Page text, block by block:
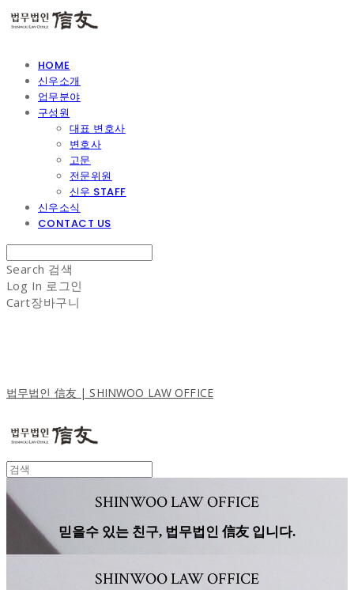
HOME
신우소개
업무분야
구성원
대표 변호사
변호사
고문
전문위원
신우 STAFF
신우소식
CONTACT US
Search 검색
Log In 로그인
Cart장바구니
법무법인 信友 | SHINWOO LAW OFFICE
SHINWOO LAW OFFICE
믿을수 있는 친구, 법무법인 信友 입니다.
SHINWOO LAW OFFICE